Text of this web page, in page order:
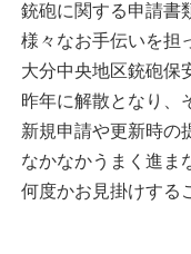
銃砲に関する申請書
様々なお手伝いを担
大分中央地区銃砲保
昨年に解散となり、
新規申請や更新時の
なかなかうまく進ま
何度かお見掛けする